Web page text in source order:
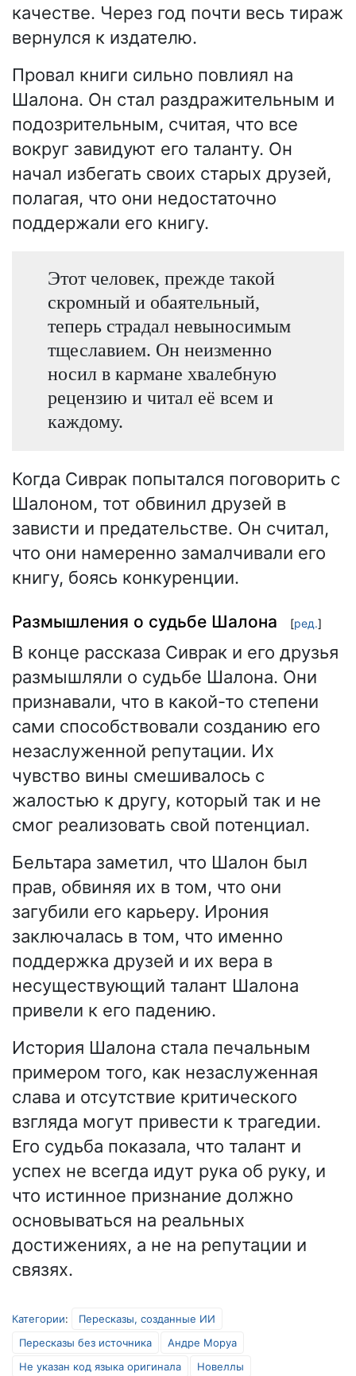
качестве. Через год почти весь тираж
вернулся к издателю.
Провал книги сильно повлиял на
Шалона. Он стал раздражительным и
подозрительным, считая, что все
вокруг завидуют его таланту. Он
начал избегать своих старых друзей,
полагая, что они недостаточно
поддержали его книгу.
Этот человек, прежде такой
скромный и обаятельный,
теперь страдал невыносимым
тщеславием. Он неизменно
носил в кармане хвалебную
рецензию и читал её всем и
каждому.
Когда Сиврак попытался поговорить с
Шалоном, тот обвинил друзей в
зависти и предательстве. Он считал,
что они намеренно замалчивали его
книгу, боясь конкуренции.
Размышления о судьбе Шалона [ред.]
В конце рассказа Сиврак и его друзья
размышляли о судьбе Шалона. Они
признавали, что в какой-то степени
сами способствовали созданию его
незаслуженной репутации. Их
чувство вины смешивалось с
жалостью к другу, который так и не
смог реализовать свой потенциал.
Бельтара заметил, что Шалон был
прав, обвиняя их в том, что они
загубили его карьеру. Ирония
заключалась в том, что именно
поддержка друзей и их вера в
несуществующий талант Шалона
привели к его падению.
История Шалона стала печальным
примером того, как незаслуженная
слава и отсутствие критического
взгляда могут привести к трагедии.
Его судьба показала, что талант и
успех не всегда идут рука об руку, и
что истинное признание должно
основываться на реальных
достижениях, а не на репутации и
связях.
Категории:
Пересказы, созданные ИИ
Пересказы без источника
Андре Моруа
Не указан код языка оригинала
Новеллы